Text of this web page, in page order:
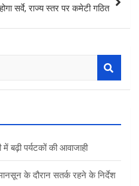
होगा सर्वे, राज्य स्तर पर कमेटी गठित
बढ़ी पर्यटकों की आवाजाही
के दौरान सतर्क रहने के निर्देश